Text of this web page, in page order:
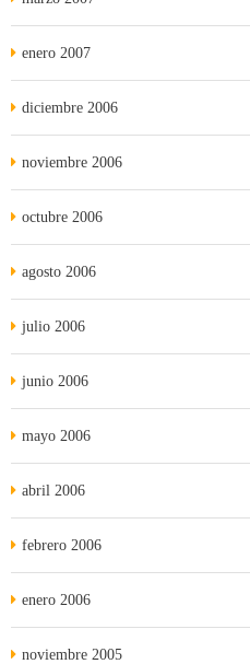
enero 2007
diciembre 2006
noviembre 2006
octubre 2006
agosto 2006
julio 2006
junio 2006
mayo 2006
abril 2006
febrero 2006
enero 2006
noviembre 2005